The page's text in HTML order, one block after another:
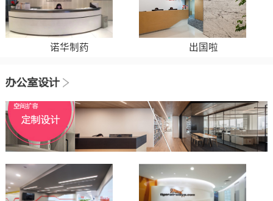
诺华制药 出国啦